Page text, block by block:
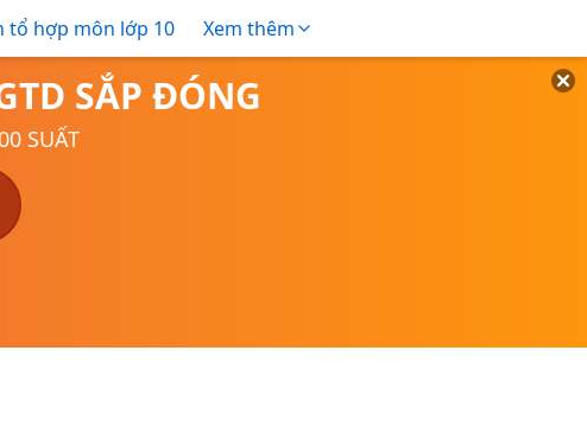
tổ hợp môn lớp 10 Xem thêm
SẮP ĐÓNG
SUẤT